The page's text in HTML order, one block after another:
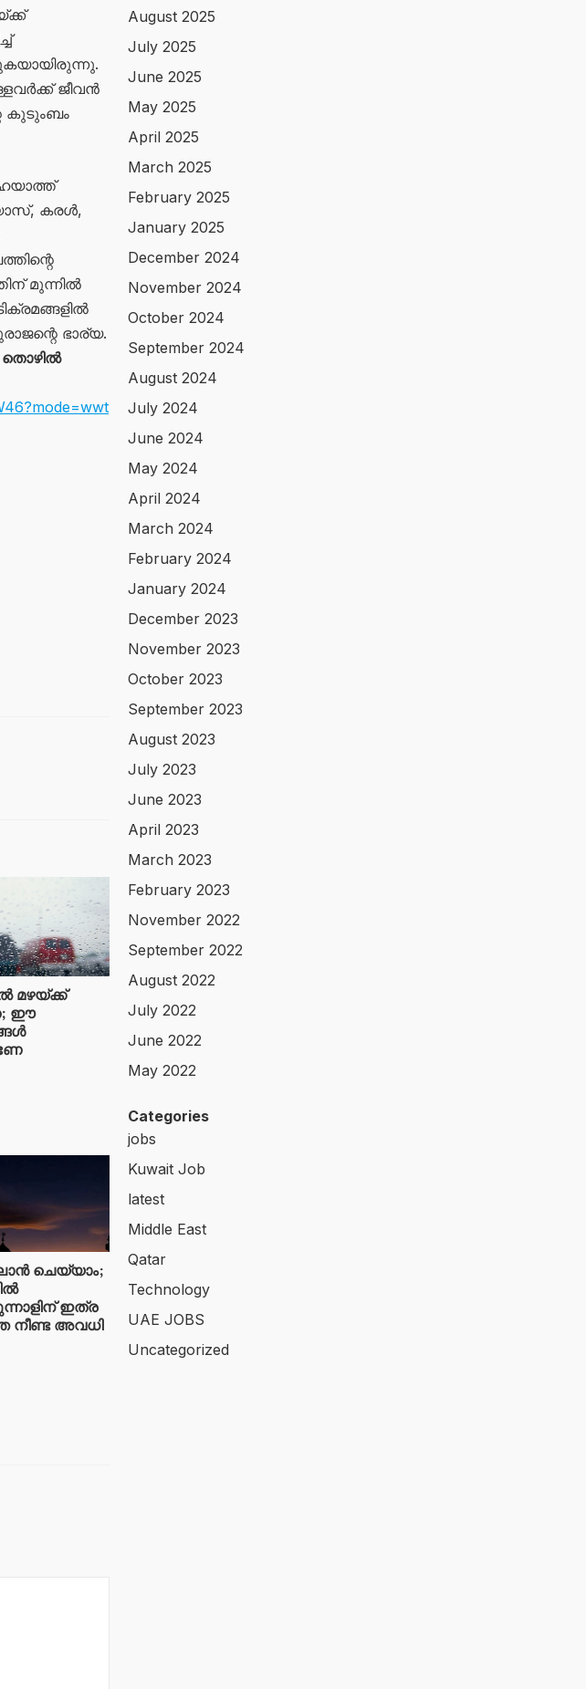
ജീവൻ
കുടുംബം
കരൾ,
മുന്നിൽ
ഭാര്യ.
മഴയ്ക്ക്
ഈ
ചെയ്യാം;
ഇത്ര
നീണ്ട അവധി
August 2025
July 2025
June 2025
May 2025
April 2025
March 2025
February 2025
January 2025
December 2024
November 2024
October 2024
September 2024
August 2024
July 2024
June 2024
May 2024
April 2024
March 2024
February 2024
January 2024
December 2023
November 2023
October 2023
September 2023
August 2023
July 2023
June 2023
April 2023
March 2023
February 2023
November 2022
September 2022
August 2022
July 2022
June 2022
May 2022
Categories
jobs
Kuwait Job
latest
Middle East
Qatar
Technology
UAE JOBS
Uncategorized